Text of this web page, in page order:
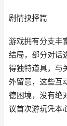
剧情抉择篇
游戏拥有分支丰
结局，部分对话
得独特道具，与
外留意，这些互
德困境，没有绝
议首次游玩凭本